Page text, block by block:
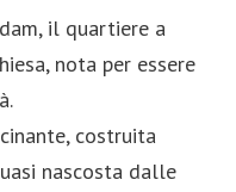
il quartiere a
nota per essere
costruita
nascosta dalle